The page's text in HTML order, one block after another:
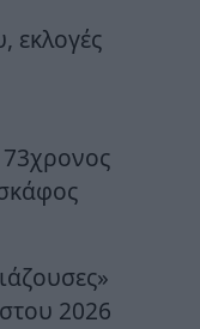
εκλογές
2026